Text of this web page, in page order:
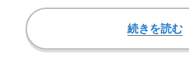
る」 映画監督の石川…
続きを読む